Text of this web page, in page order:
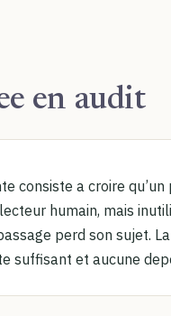
en audit
consiste a croire
humain, mais
perd son sujet.
suffisant et aucune